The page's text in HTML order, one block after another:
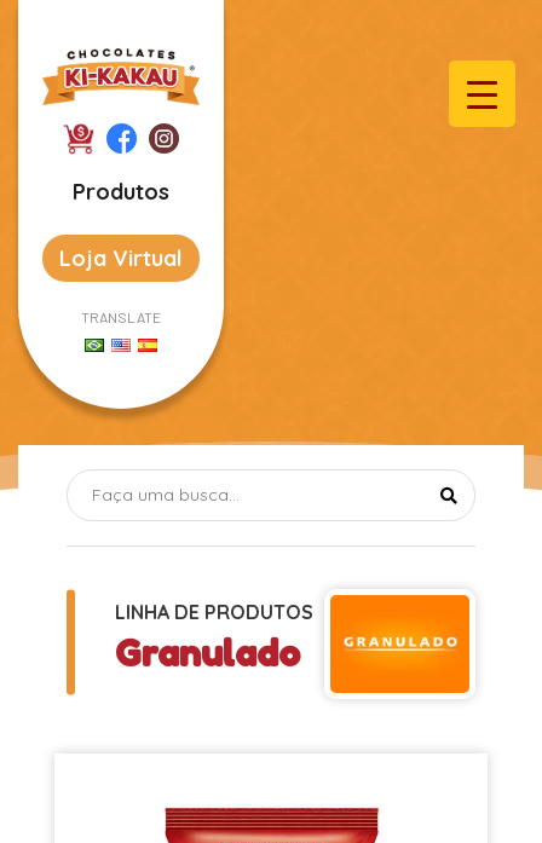
Produtos
Loja Virtual
TRANSLATE
LINHA DE PRODUTOS
Granulado